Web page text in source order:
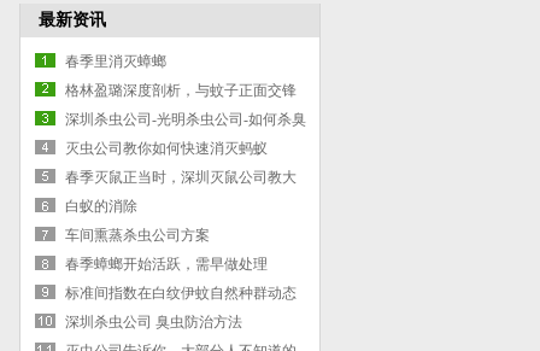
最新资讯
春季里消灭蟑螂
格林盈璐深度剖析，与蚊子正面交锋
灭蚊灯是否有效
深圳杀虫公司-光明杀虫公司-如何杀臭
虫-臭虫防治的方案
灭虫公司教你如何快速消灭蚂蚁
春季灭鼠正当时，深圳灭鼠公司教大
家如何灭鼠
白蚁的消除
车间熏蒸杀虫公司方案
春季蟑螂开始活跃，需早做处理
标准间指数在白纹伊蚊自然种群动态
深圳杀虫公司 臭虫防治方法